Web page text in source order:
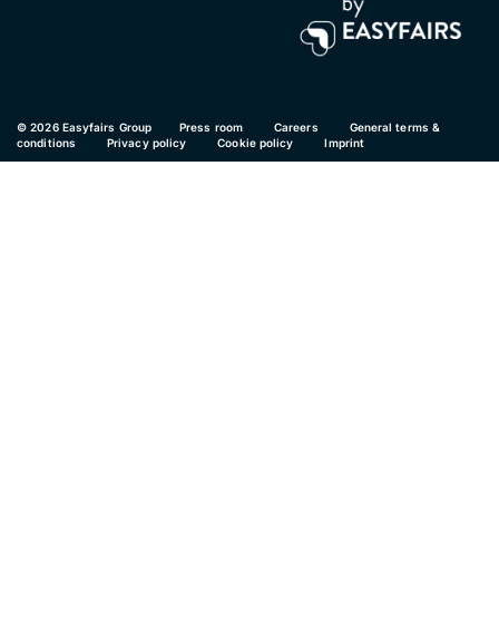
© 2026 Easyfairs Group Press room Careers
General terms &
conditions
Privacy policy Cookie policy Imprint